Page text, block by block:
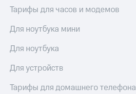
Тарифы для часов и модемов
Для ноутбука мини
Для ноутбука
Для устройств
Тарифы для домашнего телефона